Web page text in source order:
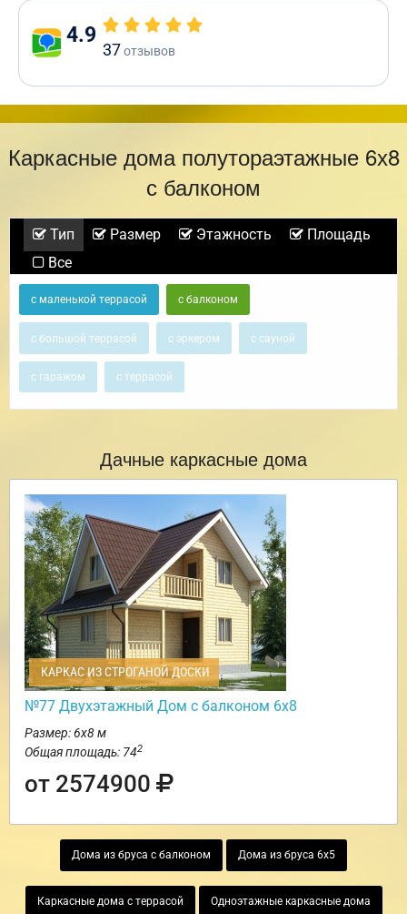
4.9
37отзывов
Каркасные дома полутораэтажные 6х8
с балконом
Тип Размер Этажность
Площадь
Все
с маленькой террасой с балконом
с большой террасой с эркером с сауной
с гаражом с террасой
Дачные каркасные дома
КАРКАС ИЗ СТРОГАНОЙ ДОСКИ
№77 Двухэтажный Дом с балконом 6х8
Размер: 6х8 м
Общая площадь: 742
от 2574900
Дома из бруса с балконом Дома из бруса 6х5
Каркасные дома с террасой Одноэтажные каркасные дома